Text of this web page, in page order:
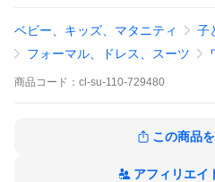
商品番
号
cl-su-110-729480
象
ボレロジャケット 黒
ワンピース 黒×白
ベビー、キッズ、マタニティ
子
フォーマル、ドレス、スーツ
商品 コード： cl-su-110-729480
この商品
アフィリエイ